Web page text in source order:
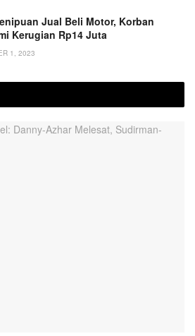
Jual Beli Motor, Korban
Kerugian Rp14 Juta
1, 2023